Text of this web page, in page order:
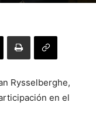
Rysselberghe,
en el